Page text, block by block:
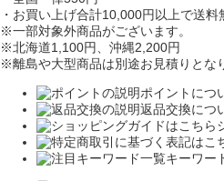
・お買い上げ合計10,000円以上で送料
※一部対象外商品がございます。
※北海道1,100円 、沖縄2,200円
※離島や大型商品は別途お見積りとな
ポイントにつ
返品交換につ
キーワー